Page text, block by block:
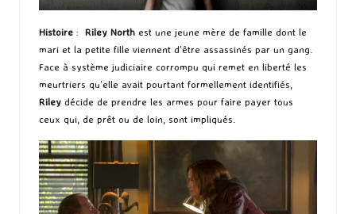
Histoire : Riley North est une jeune mère de famille dont le
mari et la petite fille viennent d’être assassinés par un gang.
Face à système judiciaire corrompu qui remet en liberté les
meurtriers qu’elle avait pourtant formellement identifiés,
Riley décide de prendre les armes pour faire payer tous
ceux qui, de prêt ou de loin, sont impliqués.